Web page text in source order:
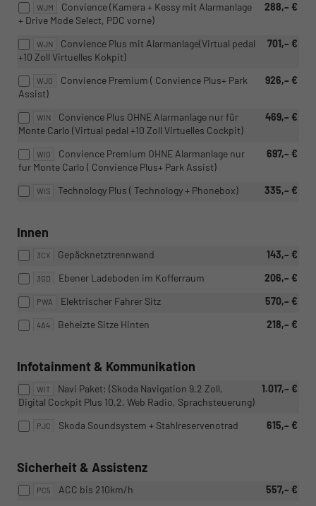
WJM 288,– €
Convience (Kamera + Kessy mit Alarmanlage
+ Drive Mode Select, PDC vorne)
WJN 701,– €
Convience Plus mit Alarmanlage(Virtual pedal
+10 Zoll Virtuelles Kokpit)
WJO 926,– €
Convience Premium ( Convience Plus+ Park
Assist)
WIN 469,– €
Convience Plus OHNE Alarmanlage nur für
Monte Carlo (Virtual pedal +10 Zoll Virtuelles Cockpit)
WIO 697,– €
Convience Premium OHNE Alarmanlage nur
fur Monte Carlo ( Convience Plus+ Park Assist)
WIS 335,– €
Technology Plus ( Technology + Phonebox)
Innen
3CX 143,– €
Gepäcknetztrennwand
3GD 206,– €
Ebener Ladeboden im Kofferraum
PWA 570,– €
Elektrischer Fahrer Sitz
4A4 218,– €
Beheizte Sitze Hinten
Infotainment & Kommunikation
WIT 1.017,– €
Navi Paket: (Skoda Navigation 9,2 Zoll,
Digital Cockpit Plus 10,2, Web Radio, Sprachsteuerung)
PJC 615,– €
Skoda Soundsystem + Stahlreservenotrad
Sicherheit & Assistenz
PC5 557,– €
ACC bis 210km/h